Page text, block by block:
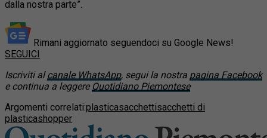
dalla nostra parte”.
Rimani aggiornato seguendoci su Google News!
SEGUICI
Iscriviti alcanale WhatsApp, segui la nostra pagina Facebook
e continua a leggere Quotidiano Piemontese
Argomenti correlati:plasticasacchettisacchetti di
plasticashopper